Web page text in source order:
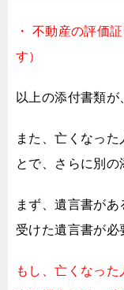
・ 不動産の評価
す）
以上の添付書類が
また、亡くなっ
とで、
さらに別の
まず、遺言書があ
受けた遺言書が必
もし、亡くなっ